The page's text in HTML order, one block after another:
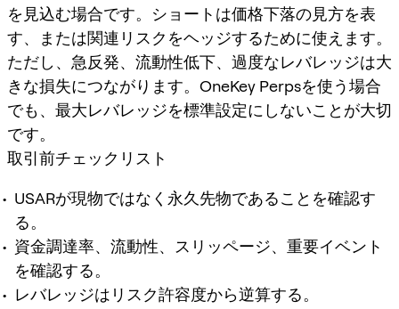
を見込む場合です。ショートは価格下落の見方を表
す、または関連リスクをヘッジするために使えます。
ただし、急反発、流動性低下、過度なレバレッジは大
きな損失につながります。OneKey Perpsを使う場合
でも、最大レバレッジを標準設定にしないことが大切
です。
取引前チェックリスト
USARが現物ではなく永久先物であることを確認す
る。
資金調達率、流動性、スリッページ、重要イベント
を確認する。
レバレッジはリスク許容度から逆算する。